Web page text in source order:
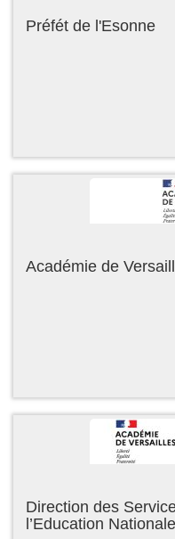
Préfét de l'Esonne
Académie de
Direction des
l’Education